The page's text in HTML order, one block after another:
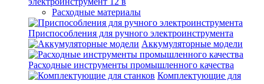
Расходные материалы
Приспособления для ручного электроинструмента
Аккумуляторные модели
Расходные инструменты промышленного качества
Комплектующие для